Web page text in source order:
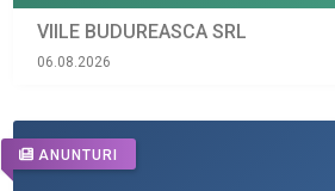
VIILE BUDUREASCA SRL
06.08.2026
ANUNTURI